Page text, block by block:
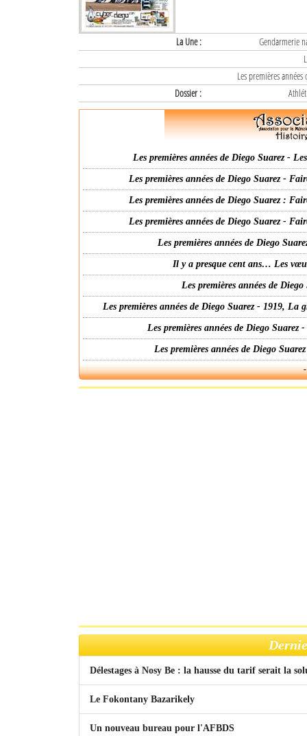
La Une :
Gendarmerie
Les premières
Dossier :
Les premières années de Diego Suarez -
Les premières années de Diego Suarez -
Les premières années de Diego Suarez :
Les premières années de Diego Suarez -
Les premières années de Diego
Il y a presque cent ans… Les
Les premières années de
Les premières années de Diego Suarez - 1919,
Les premières années de Diego
Les premières années de Diego
Délestages à Nosy Be : la hausse du tarif serait la
Le Fokontany Bazarikely
Un nouveau bureau pour l'AFBDS